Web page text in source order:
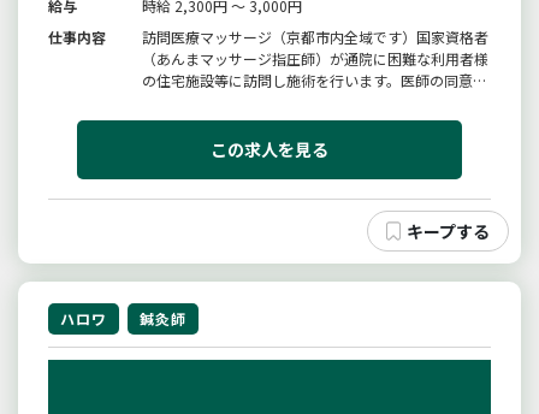
給与
時給 2,300円 ～ 3,000円
仕事内容
訪問医療マッサージ（京都市内全域です）国家資格者
（あんまマッサージ指圧師）が通院に困難な利用者様
の住宅施設等に訪問し施術を行います。医師の同意に
ている方、寝たきりの方、車椅子の方、歩行困難な
方、どなたでも受けられます。※送迎及び訪問先間の
この求人を見る
ハロワ 鍼灸師